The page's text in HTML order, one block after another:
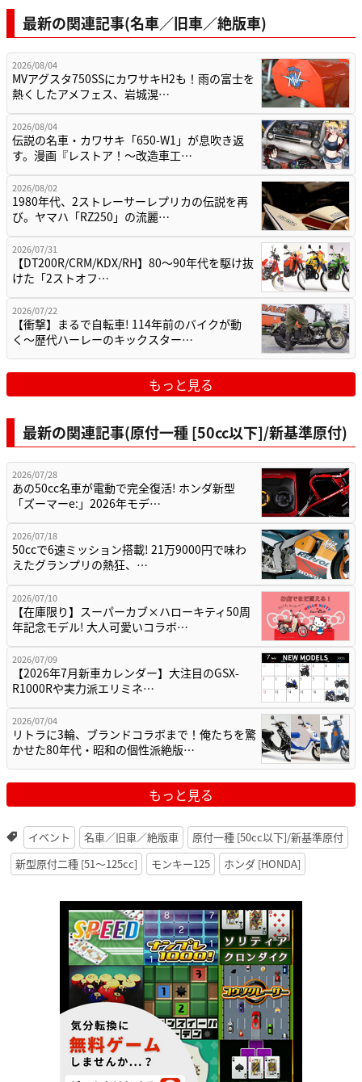
最新の関連記事(名車／旧車／絶版車)
2026/08/04
MVアグスタ750SSにカワサキH2も！雨の富士を
熱くしたアメフェス、岩城滉…
2026/08/04
伝説の名車・カワサキ「650-W1」が息吹き返
す。漫画『レストア！～改造車工…
2026/08/02
1980年代、2ストレーサーレプリカの伝説を再
び。ヤマハ「RZ250」の流麗…
2026/07/31
【DT200R/CRM/KDX/RH】80〜90年代を駆け抜
けた「2ストオフ…
2026/07/22
【衝撃】まるで自転車! 114年前のバイクが動
く〜歴代ハーレーのキックスター…
もっと見る
最新の関連記事(原付一種 [50cc以下]/新基準原付)
2026/07/28
あの50cc名車が電動で完全復活! ホンダ新型
「ズーマーe:」2026年モデ…
2026/07/18
50ccで6速ミッション搭載! 21万9000円で味わ
えたグランプリの熱狂、…
2026/07/10
【在庫限り】スーパーカブ×ハローキティ50周
年記念モデル! 大人可愛いコラボ…
2026/07/09
【2026年7月新車カレンダー】大注目のGSX-
R1000Rや実力派エリミネ…
2026/07/04
リトラに3輪、ブランドコラボまで！俺たちを驚
かせた80年代・昭和の個性派絶版…
もっと見る
イベント 名車／旧車／絶版車
原付一種 [50cc以下]/新基準原付
新型原付二種 [51〜125cc]
モンキー125 ホンダ [HONDA]